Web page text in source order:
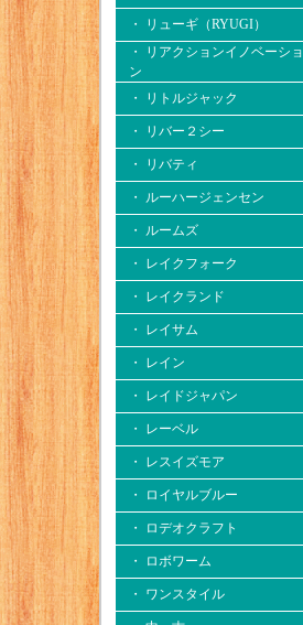
・ リューギ（RYUGI）
・ リアクションイノベーショ
ン
・ リトルジャック
・ リバー２シー
・ リバティ
・ ルーハージェンセン
・ ルームズ
・ レイクフォーク
・ レイクランド
・ レイサム
・ レイン
・ レイドジャパン
・ レーベル
・ レスイズモア
・ ロイヤルブルー
・ ロデオクラフト
・ ロボワーム
・ ワンスタイル